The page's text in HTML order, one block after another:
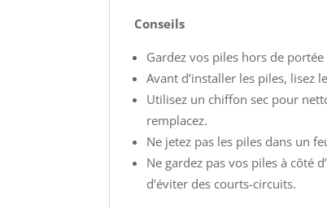
Conseils
Gardez vos piles hors de portée
Avant d’installer les piles, lisez
Utilisez un chiffon sec pour
remplacez.
Ne jetez pas les piles dans un
Ne gardez pas vos piles à côté
d’éviter des courts-circuits.